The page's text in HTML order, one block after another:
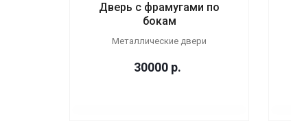
Дверь с фрамугами по
бокам
Металлические двери
30000 р.